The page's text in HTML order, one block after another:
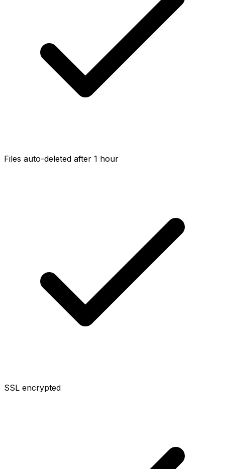
Files auto-deleted after 1 hour
SSL encrypted